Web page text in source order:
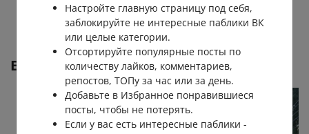
Еще от Воин-маг | по тропе знания
Настройте главную страницу под себя,
заблокируйте не интересные паблики ВК
или целые категории.
Отсортируйте популярные посты по
количеству лайков, комментариев,
репостов, ТОПу за час или за день.
Добавьте в Избранное понравившиеся
посты, чтобы не потерять.
Если у вас есть интересные паблики -